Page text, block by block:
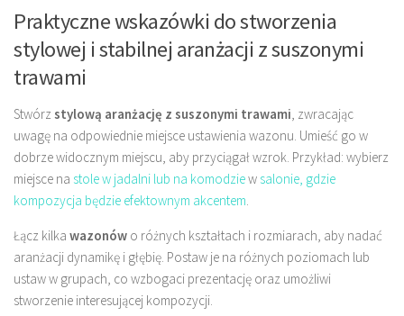
Praktyczne wskazówki do stworzenia
stylowej i stabilnej aranżacji z suszonymi
trawami
Stwórz stylową aranżację z suszonymi trawami , zwracając
uwagę na odpowiednie miejsce ustawienia wazonu. Umieść go w
dobrze widocznym miejscu, aby przyciągał wzrok. Przykład: wybierz
miejsce na stole w jadalni lub na komodziew salonie, gdzie
kompozycja będzie efektownym akcentem
Łącz kilka wazonów o różnych kształtach i rozmiarach, aby nadać
aranżacji dynamikę i głębię. Postaw je na różnych poziomach lub
ustaw w grupach, co wzbogaci prezentację oraz umożliwi
stworzenie interesującej kompozycji.